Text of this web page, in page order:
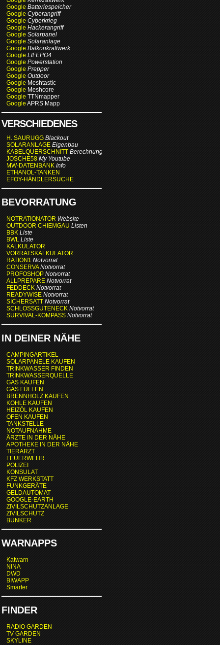
Google Batteriespeicher
Google Cyberangriff
Google Cyberkrieg
Google Hackerangriff
Google Solarpanel
Google Solaranlage
Google Balkonkraftwerk
Google LIFEPO4
Google Powerstation
Google Prepper
Google Outdoor
Google Meshtastic
Google Meshcore
Google TTNmapper
Google APRS Mapp
VERSCHIEDENES
H. SAURUGG Blackout
SOLARANLAGE Eigenbau
KABELQUERSCHNITT Berechnung
JOSCHE58 My Youtube
MW-DATENBANK Info
ETHANOL-TANKEN
EFOY-HÄNDLERSUCHE
BEVORRATUNG
NOTRATIONATOR Website
OUTDOOR CHIEMGAU Listen
BBK Liste
BWL Liste
KALKULATOR
VORRATSKALKULATOR
RATION1 Notvorrat
CONSERVA Notvorrat
PROFOSHOP Notvorrat
ALLPREPARE Notvorrat
FEDDECK Notvorrat
READYWISE Notvorrat
SICHERSATT Notvorrat
SCHLOSSGUTENECK Notvorrat
SURVIVAL-KOMPASS Notvorrat
IN DEINER NÄHE
CAMPINGARTIKEL
SOLARPANELE KAUFEN
TRINKWASSER FINDEN
TRINKWASSERQUELLE
GAS KAUFEN
GAS FÜLLEN
BRENNHOLZ KAUFEN
KOHLE KAUFEN
HEIZÖL KAUFEN
OFEN KAUFEN
TANKSTELLE
NOTAUFNAHME
ÄRZTE IN DER NÄHE
APOTHEKE IN DER NÄHE
TIERARZT
FEUERWEHR
POLIZEI
KONSULAT
KFZ WERKSTATT
FUNKGERÄTE
GELDAUTOMAT
GOOGLE-EARTH
ZIVILSCHUTZANLAGE
ZIVILSCHUTZ
BUNKER
WARNAPPS
Katwarn
NINA
DWD
BIWAPP
Smarter
FINDER
RADIO GARDEN
TV GARDEN
SKYLINE